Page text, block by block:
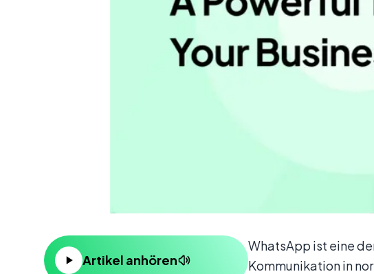
Artikel anhören
Inhalt
WhatsApp ist eine
Kommunikation in